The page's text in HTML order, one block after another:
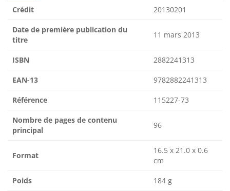
Crédit 20130201
Date de première publication du
titre
11 mars 2013
ISBN 2882241313
EAN-13 9782882241313
Référence 115227-73
Nombre de pages de contenu
principal
96
Format
16.5 x 21.0 x 0.6
cm
Poids 184 g